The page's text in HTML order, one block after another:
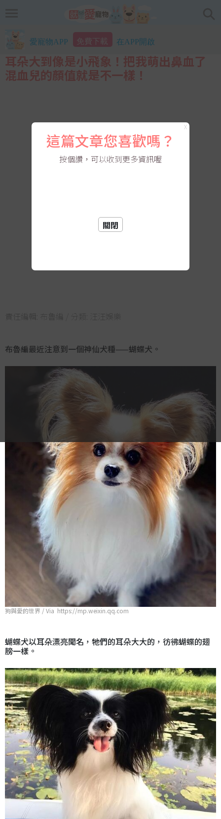
愛寵物APP 免費下載 在APP開啟
耳朵大到像是小飛象！把我萌出鼻血了
混血兒的顏值就是不一樣！
責任編輯: 布魯編 / 分類: 汪汪娛樂
布魯編最近注意到一個神仙犬種——蝴蝶犬。
狗與愛的世界 / Via https://mp.weixin.qq.com
蝴蝶犬以耳朵漂亮聞名，牠們的耳朵大大的，彷彿蝴蝶的翅
膀一樣。
X
這篇文章您喜歡嗎？
按個讚，可以收到更多資訊喔
關閉